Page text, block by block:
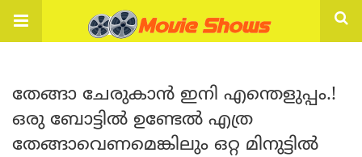
തേങ്ങാ ചേരുകാൻ ഇനി എന്തെളുപ്പം.!
ഒരു ബോട്ടിൽ ഉണ്ടേൽ എത്ര
തേങ്ങാവെണമെങ്കിലും ഒറ്റ മിനുട്ടിൽ